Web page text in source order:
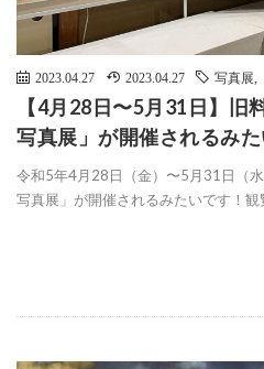
2023.04.27 2023.04.27 写真展
【4月28日〜5月31日】旧
写真展」が開催されるみた
令和5年4月28日（金）〜5月31日（
写真展」が開催されるみたいです！観